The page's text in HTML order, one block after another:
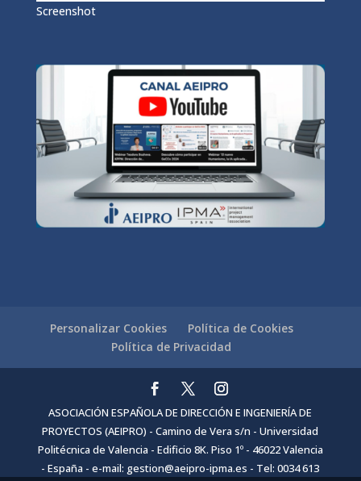
Screenshot
Personalizar Cookies
Política de Cookies
Política de Privacidad
ASOCIACIÓN ESPAÑOLA DE DIRECCIÓN E INGENIERÍA DE
PROYECTOS (AEIPRO) - Camino de Vera s/n - Universidad
Politécnica de Valencia - Edificio 8K. Piso 1º - 46022 Valencia
- España - e-mail: gestion@aeipro-ipma.es - Tel: 0034 613